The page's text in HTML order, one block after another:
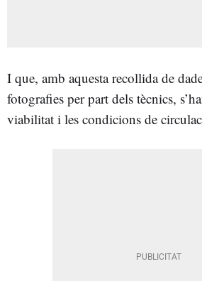
I que, amb aquesta recollida de
fotografies per part dels tècnics,
viabilitat i les condicions de